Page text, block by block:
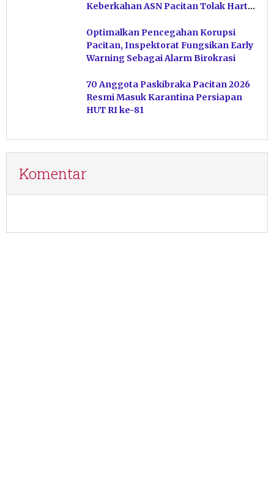
Keberkahan ASN Pacitan Tolak Harta
Optimalkan Pencegahan Korupsi
Pacitan, Inspektorat Fungsikan Early
Warning Sebagai Alarm Birokrasi
70 Anggota Paskibraka Pacitan 2026
Resmi Masuk Karantina Persiapan
HUT RI ke-81
Komentar